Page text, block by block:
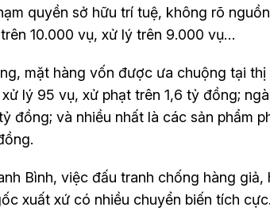
quyền sở hữu trí tuệ, không rõ
10.000 vụ, xử lý trên 9.000 vụ…
mặt hàng vốn được ưa chuộng tại
lý 95 vụ, xử phạt trên 1,6 tỷ đồng;
đồng; và nhiều nhất là các sản phẩm
Bình, việc đấu tranh chống hàng
xuất xứ có nhiều chuyển biến tích